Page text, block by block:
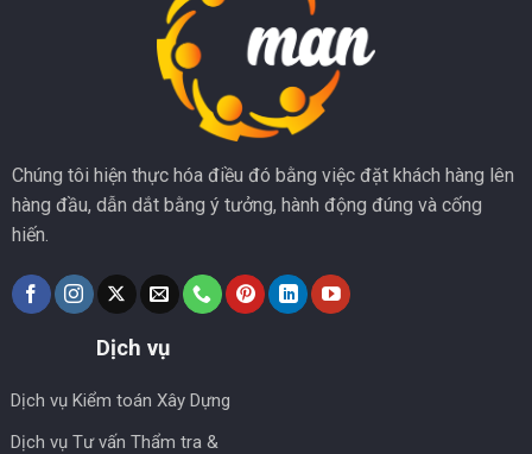
Chúng tôi hiện thực hóa điều đó bằng việc đặt khách hàng lên
hàng đầu, dẫn dắt bằng ý tưởng, hành động đúng và cống
hiến.
Dịch vụ
Dịch vụ Kiểm toán Xây Dựng
Dịch vụ Tư vấn Thẩm tra &